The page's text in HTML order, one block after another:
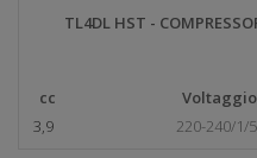
TL4DL HST -
cc
3,9
220-240/1/